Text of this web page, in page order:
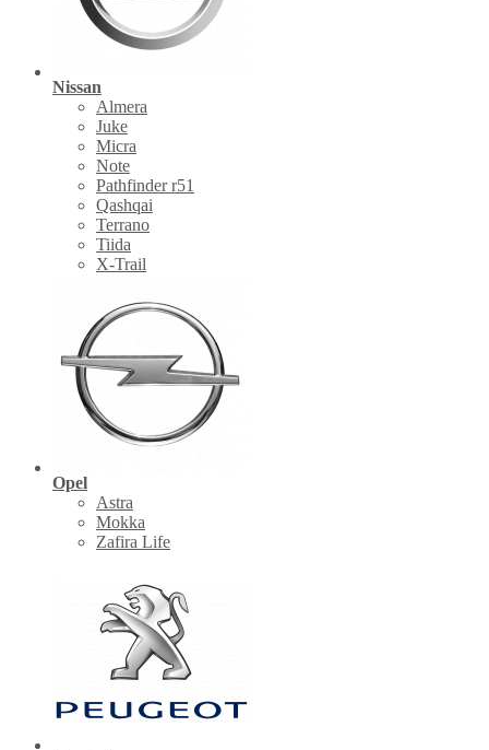
Nissan
Almera
Juke
Micra
Note
Pathfinder r51
Qashqai
Terrano
Tiida
X-Trail
Opel
Astra
Mokka
Zafira Life